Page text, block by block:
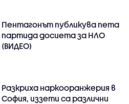
Пентагонът публикува пета
партида досиета за НЛО
(ВИДЕО)
Разкриха наркооранжерия в
София, иззети са различни